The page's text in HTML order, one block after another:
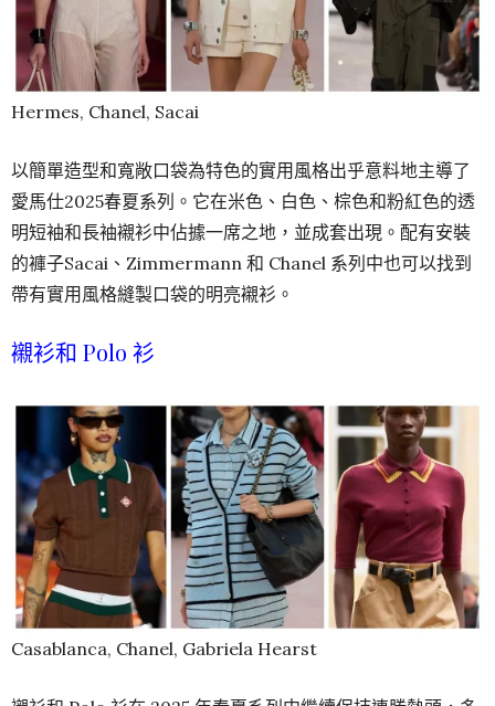
Hermes, Chanel, Sacai
以簡單造型和寬敞口袋為特色的實用風格出乎意料地主導了
愛馬仕2025春夏系列。它在米色、白色、棕色和粉紅色的透
明短袖和長袖襯衫中佔據一席之地，並成套出現。配有安裝
的褲子Sacai、Zimmermann 和 Chanel 系列中也可以找到
帶有實用風格縫製口袋的明亮襯衫。
襯衫和 Polo 衫
Casablanca, Chanel, Gabriela Hearst